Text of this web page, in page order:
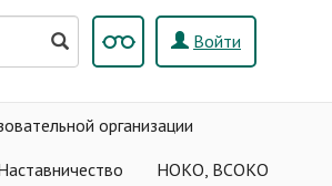
Войти
организации
НОКО, ВСОКО